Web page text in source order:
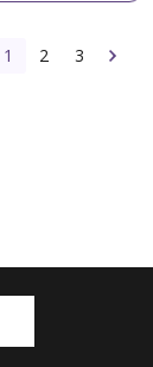
1 2 3